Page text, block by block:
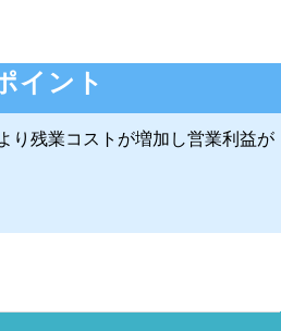
イント
り残業コストが増加し営業利益が